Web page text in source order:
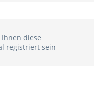
diese
registriert sein